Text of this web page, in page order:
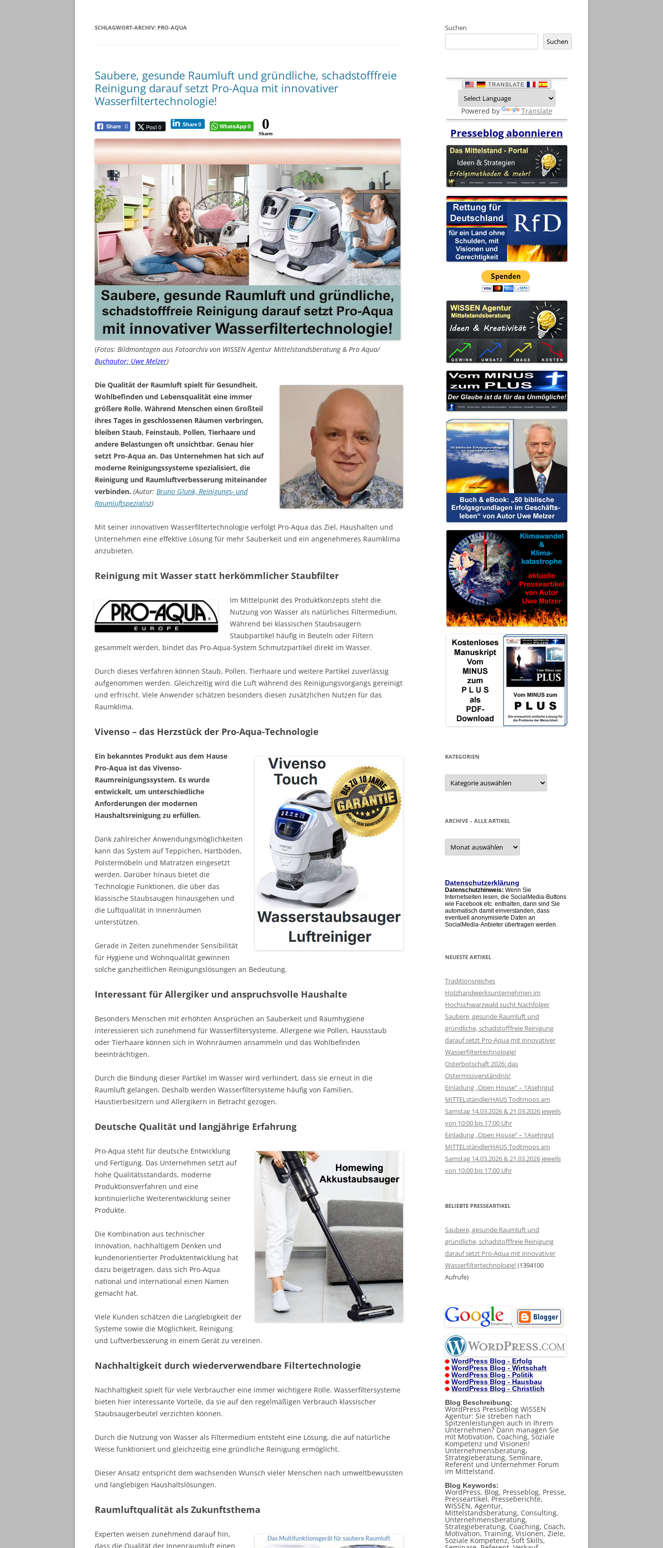
SCHLAGWORT-ARCHIV: PRO-AQUA
Saubere, gesunde Raumluft und gründliche, schadstofffreie
Reinigung darauf setzt Pro-Aqua mit innovativer
Wasserfiltertechnologie!
Share 0 Post 0 Share0 WhatsApp0 0
Shares
(Fotos: Bildmontagen aus Fotoarchiv von WISSEN Agentur Mittelstandsberatung & Pro Aqua/
Buchautor: Uwe Melzer)
Die Qualität der Raumluft spielt für Gesundheit,
Wohlbefinden und Lebensqualität eine immer
größere Rolle. Während Menschen einen Großteil
ihres Tages in geschlossenen Räumen verbringen,
bleiben Staub, Feinstaub, Pollen, Tierhaare und
andere Belastungen oft unsichtbar. Genau hier
setzt Pro-Aqua an. Das Unternehmen hat sich auf
moderne Reinigungssysteme spezialisiert, die
Reinigung und Raumluftverbesserung miteinander
verbinden. (Autor: Bruno Glunk, Reinigungs- und
Raumluftspezialist)
Mit seiner innovativen Wasserfiltertechnologie verfolgt Pro-Aqua das Ziel, Haushalten und
Unternehmen eine effektive Lösung für mehr Sauberkeit und ein angenehmeres Raumklima
anzubieten.
Reinigung mit Wasser statt herkömmlicher Staubfilter
Im Mittelpunkt des Produktkonzepts steht die
Nutzung von Wasser als natürliches Filtermedium.
Während bei klassischen Staubsaugern
Staubpartikel häufig in Beuteln oder Filtern
gesammelt werden, bindet das Pro-Aqua-System Schmutzpartikel direkt im Wasser.
Durch dieses Verfahren können Staub, Pollen, Tierhaare und weitere Partikel zuverlässig
aufgenommen werden. Gleichzeitig wird die Luft während des Reinigungsvorgangs gereinigt
und erfrischt. Viele Anwender schätzen besonders diesen zusätzlichen Nutzen für das
Raumklima.
Vivenso – das Herzstück der Pro-Aqua-Technologie
Ein bekanntes Produkt aus dem Hause
Pro-Aqua ist das Vivenso-
Raumreinigungssystem. Es wurde
entwickelt, um unterschiedliche
Anforderungen der modernen
Haushaltsreinigung zu erfüllen.
Dank zahlreicher Anwendungsmöglichkeiten
kann das System auf Teppichen, Hartböden,
Polstermöbeln und Matratzen eingesetzt
werden. Darüber hinaus bietet die
Technologie Funktionen, die über das
klassische Staubsaugen hinausgehen und
die Luftqualität in Innenräumen
unterstützen.
Gerade in Zeiten zunehmender Sensibilität
für Hygiene und Wohnqualität gewinnen
solche ganzheitlichen Reinigungslösungen an Bedeutung.
Interessant für Allergiker und anspruchsvolle Haushalte
Besonders Menschen mit erhöhten Ansprüchen an Sauberkeit und Raumhygiene
interessieren sich zunehmend für Wasserfiltersysteme. Allergene wie Pollen, Hausstaub
oder Tierhaare können sich in Wohnräumen ansammeln und das Wohlbefinden
beeinträchtigen.
Durch die Bindung dieser Partikel im Wasser wird verhindert, dass sie erneut in die
Raumluft gelangen. Deshalb werden Wasserfiltersysteme häufig von Familien,
Haustierbesitzern und Allergikern in Betracht gezogen.
Deutsche Qualität und langjährige Erfahrung
Pro-Aqua steht für deutsche Entwicklung
und Fertigung. Das Unternehmen setzt auf
hohe Qualitätsstandards, moderne
Produktionsverfahren und eine
kontinuierliche Weiterentwicklung seiner
Produkte.
Die Kombination aus technischer
Innovation, nachhaltigem Denken und
kundenorientierter Produktentwicklung hat
dazu beigetragen, dass sich Pro-Aqua
national und international einen Namen
gemacht hat.
Viele Kunden schätzen die Langlebigkeit der
Systeme sowie die Möglichkeit, Reinigung
und Luftverbesserung in einem Gerät zu vereinen.
Nachhaltigkeit durch wiederverwendbare Filtertechnologie
Nachhaltigkeit spielt für viele Verbraucher eine immer wichtigere Rolle. Wasserfiltersysteme
bieten hier interessante Vorteile, da sie auf den regelmäßigen Verbrauch klassischer
Staubsaugerbeutel verzichten können.
Durch die Nutzung von Wasser als Filtermedium entsteht eine Lösung, die auf natürliche
Weise funktioniert und gleichzeitig eine gründliche Reinigung ermöglicht.
Dieser Ansatz entspricht dem wachsenden Wunsch vieler Menschen nach umweltbewussten
und langlebigen Haushaltslösungen.
Raumluftqualität als Zukunftsthema
Experten weisen zunehmend darauf hin,
dass die Qualität der Innenraumluft einen
Suchen
Suchen
Powered by Translate
Presseblog abonnieren
KATEGORIEN
Kategorien
ARCHIVE – ALLE ARTIKEL
Archive
alle
Datenschutzerklärung
Datenschutzhinweis: Wenn Sie
Internetseiten lesen, die SocialMedia-Buttons
wie Facebook etc. enthalten, dann sind Sie
automatisch damit einverstanden, dass
eventuell anonymisierte Daten an
SocialMedia-Anbieter übertragen werden.
NEUESTE ARTIKEL
Traditionsreiches
Holzhandwerksunternehmen im
Hochschwarzwald sucht Nachfolger
Saubere, gesunde Raumluft und
gründliche, schadstofffreie Reinigung
darauf setzt Pro-Aqua mit innovativer
Wasserfiltertechnologie!
Osterbotschaft 2026: das
Ostermissverständnis!
Einladung „Open House“ – 1Asehrgut
MiTTELständlerHAUS Todtmoos am
Samstag 14.03.2026 & 21.03.2026 jeweils
von 10:00 bis 17:00 Uhr
Einladung „Open House“ – 1Asehrgut
MiTTELständlerHAUS Todtmoos am
Samstag 14.03.2026 & 21.03.2026 jeweils
von 10:00 bis 17:00 Uhr
BELIEBTE PRESSEARTIKEL
Saubere, gesunde Raumluft und
gründliche, schadstofffreie Reinigung
darauf setzt Pro-Aqua mit innovativer
Wasserfiltertechnologie!(1394100
Aufrufe)
.
WordPress Blog - Erfolg
WordPress Blog - Wirtschaft
WordPress Blog - Politik
WordPress Blog - Hausbau
WordPress Blog - Christlich
Blog Beschreibung:
WordPress Presseblog WISSEN
Agentur: Sie streben nach
Spitzenleistungen auch in Ihrem
Unternehmen? Dann managen Sie
mit Motivation, Coaching, Soziale
Kompetenz und Visionen!
Unternehmensberatung,
Strategieberatung, Seminare,
Referent und Unternehmer Forum
im Mittelstand.
Blog Keywords:
WordPress, Blog, Presseblog, Presse,
Presseartikel, Presseberichte,
WISSEN, Agentur,
Mittelstandsberatung, Consulting,
Unternehmensberatung,
Strategieberatung, Coaching, Coach,
Motivation, Training, Visionen, Ziele,
Soziale Kompetenz, Soft Skills,